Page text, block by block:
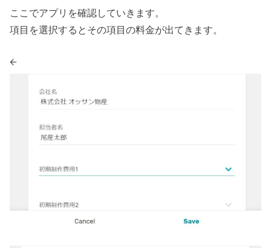
ここでアプリを確認していきます。
項目を選択するとその項目の料金が出てきます。